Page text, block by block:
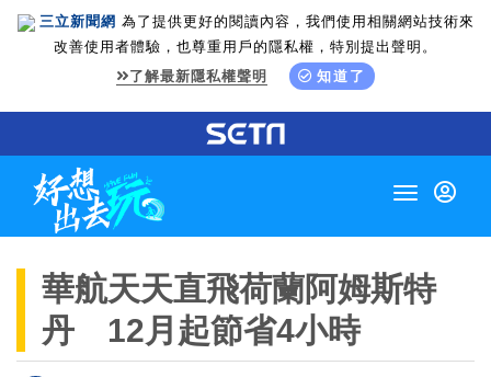
三立新聞網 為了提供更好的閱讀內容，我們使用相關網站技術來
改善使用者體驗，也尊重用戶的隱私權，特別提出聲明。
了解最新隱私權聲明
知道了
Toggle
華航天天直飛荷蘭阿姆斯特
丹 12月起節省4小時